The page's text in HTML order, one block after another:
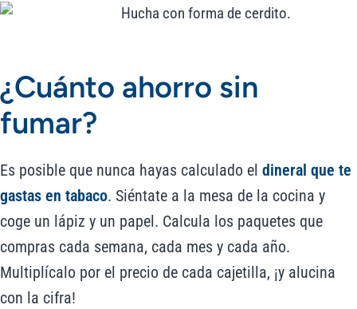
¿Cuánto ahorro sin
fumar?
Es posible que nunca hayas calculado el dineral que te
gastas en tabaco. Siéntate a la mesa de la cocina y
coge un lápiz y un papel. Calcula los paquetes que
compras cada semana, cada mes y cada año.
Multiplícalo por el precio de cada cajetilla, ¡y alucina
con la cifra!